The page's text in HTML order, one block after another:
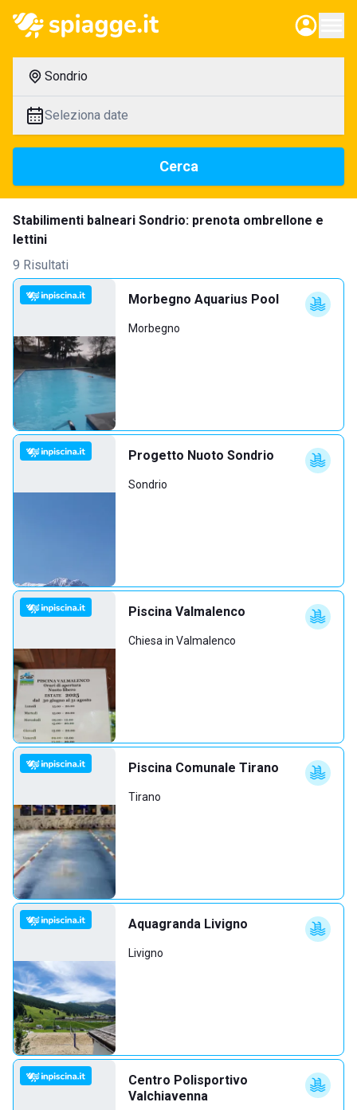
Sondrio
Seleziona date
Cerca
Stabilimenti balneari Sondrio: prenota ombrellone e
lettini
9 Risultati
Morbegno Aquarius Pool
Morbegno
Progetto Nuoto Sondrio
Sondrio
Piscina Valmalenco
Chiesa in Valmalenco
Piscina Comunale Tirano
Tirano
Aquagranda Livigno
Livigno
Centro Polisportivo
Valchiavenna